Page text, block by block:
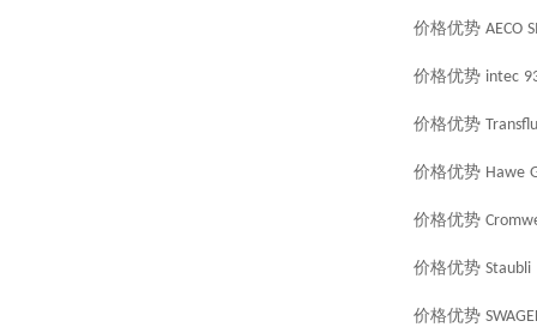
价格优势 AECO
价格优势 intec
价格优势
价格优势 Hawe
价格优势
价格优势 Staubli
价格优势